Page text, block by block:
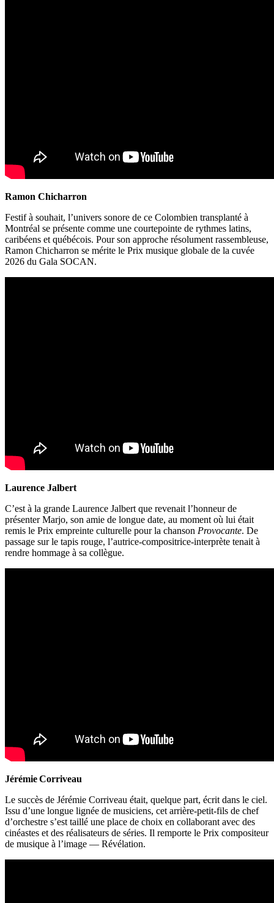
Ramon Chicharron
Festif à souhait, l’univers sonore de ce Colombien transplanté à
Montréal se présente comme une courtepointe de rythmes latins,
caribéens et québécois. Pour son approche résolument rassembleuse,
Ramon Chicharron se mérite le Prix musique globale de la cuvée
2026 du Gala SOCAN.
Laurence Jalbert
C’est à la grande Laurence Jalbert que revenait l’honneur de
présenter Marjo, son amie de longue date, au moment où lui était
remis le Prix empreinte culturelle pour la chanson Provocante. De
passage sur le tapis rouge, l’autrice-compositrice-interprète tenait à
rendre hommage à sa collègue.
JérémieCorriveau
Le succès de Jérémie Corriveau était, quelque part, écrit dans le ciel.
Issu d’une longue lignée de musiciens, cet arrière-petit-fils de chef
d’orchestre s’est taillé une place de choix en collaborant avec des
cinéastes et des réalisateurs de séries. Il remporte le Prix compositeur
de musique à l’image — Révélation.